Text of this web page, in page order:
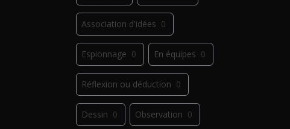
Association d'idées 0
Espionnage 0 En équipes 0
Réflexion ou déduction 0
Dessin 0 Observation 0